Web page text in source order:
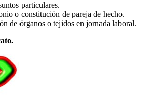
particulares.
o constitución de pareja de hecho.
de órganos o tejidos en jornada laboral.